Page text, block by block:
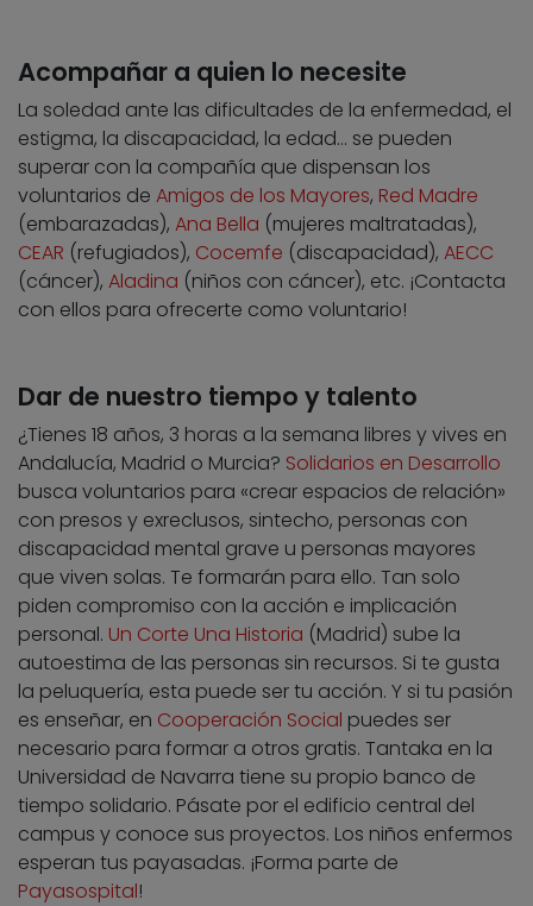
Acompañar a quien lo necesite
La soledad ante las dificultades de la enfermedad, el
estigma, la discapacidad, la edad… se pueden
superar con la compañía que dispensan los
voluntarios de Amigos de los Mayores, Red Madre
(embarazadas), Ana Bella (mujeres maltratadas),
CEAR (refugiados), Cocemfe (discapacidad), AECC
(cáncer), Aladina (niños con cáncer), etc. ¡Contacta
con ellos para ofrecerte como voluntario!
Dar de nuestro tiempo y talento
¿Tienes 18 años, 3 horas a la semana libres y vives en
Andalucía, Madrid o Murcia? Solidarios en Desarrollo
busca voluntarios para «crear espacios de relación»
con presos y exreclusos, sintecho, personas con
discapacidad mental grave u personas mayores
que viven solas. Te formarán para ello. Tan solo
piden compromiso con la acción e implicación
personal. Un Corte Una Historia (Madrid) sube la
autoestima de las personas sin recursos. Si te gusta
la peluquería, esta puede ser tu acción. Y si tu pasión
es enseñar, en Cooperación Social puedes ser
necesario para formar a otros gratis. Tantaka en la
Universidad de Navarra tiene su propio banco de
tiempo solidario. Pásate por el edificio central del
campus y conoce sus proyectos. Los niños enfermos
esperan tus payasadas. ¡Forma parte de
Payasospital!